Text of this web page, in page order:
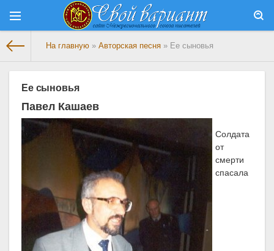
На главную » Авторская песня » Ее сыновья
Ее сыновья
Павел Кашаев
Солдата
от
смерти
спасала